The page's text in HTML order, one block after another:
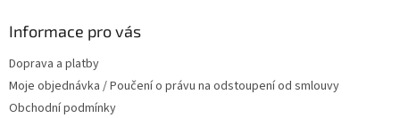
Informace pro vás
Doprava a platby
Moje objednávka / Poučení o právu na odstoupení od smlouvy
Obchodní podmínky